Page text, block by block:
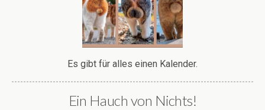
Es gibt für alles einen Kalender.
Ein Hauch von Nichts!